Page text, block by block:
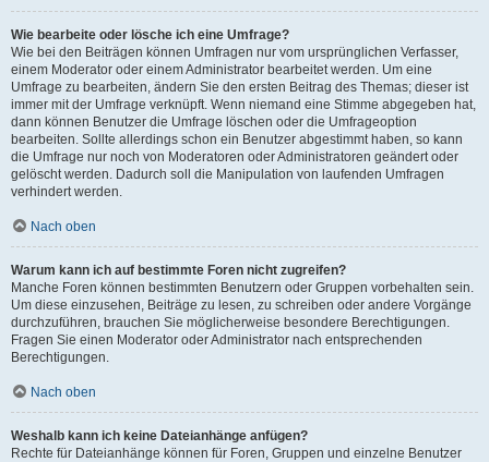
Wie bearbeite oder lösche ich eine Umfrage?
Wie bei den Beiträgen können Umfragen nur vom ursprünglichen Verfasser,
einem Moderator oder einem Administrator bearbeitet werden. Um eine
Umfrage zu bearbeiten, ändern Sie den ersten Beitrag des Themas; dieser ist
immer mit der Umfrage verknüpft. Wenn niemand eine Stimme abgegeben hat,
dann können Benutzer die Umfrage löschen oder die Umfrageoption
bearbeiten. Sollte allerdings schon ein Benutzer abgestimmt haben, so kann
die Umfrage nur noch von Moderatoren oder Administratoren geändert oder
gelöscht werden. Dadurch soll die Manipulation von laufenden Umfragen
verhindert werden.
Nach oben
Warum kann ich auf bestimmte Foren nicht zugreifen?
Manche Foren können bestimmten Benutzern oder Gruppen vorbehalten sein.
Um diese einzusehen, Beiträge zu lesen, zu schreiben oder andere Vorgänge
durchzuführen, brauchen Sie möglicherweise besondere Berechtigungen.
Fragen Sie einen Moderator oder Administrator nach entsprechenden
Berechtigungen.
Nach oben
Weshalb kann ich keine Dateianhänge anfügen?
Rechte für Dateianhänge können für Foren, Gruppen und einzelne Benutzer